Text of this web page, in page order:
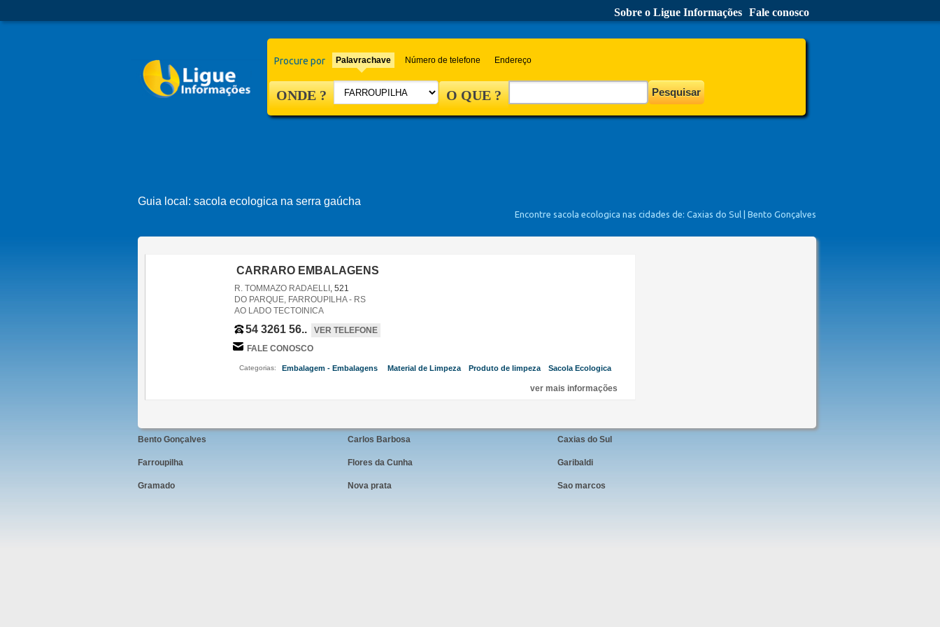
Fale conosco
Sobre o Ligue Informações
Procure por Palavrachave Número de telefone Endereço
ONDE ? O QUE ?
Guia local: sacola ecologica na serra gaúcha
Encontre sacola ecologica nas cidades de: Caxias do Sul Bento Gonçalves
CARRARO EMBALAGENS
R. TOMMAZO RADAELLI , 521
DO PARQUE, FARROUPILHA - RS
AO LADO TECTOINICA
54 3261 56..
VER TELEFONE
FALE CONOSCO
Categorias: Embalagem - Embalagens Material de Limpeza Produto de limpeza Sacola Ecologica
ver mais informações
Bento Gonçalves Carlos Barbosa Caxias do Sul
Farroupilha Flores da Cunha Garibaldi
Gramado Nova prata Sao marcos